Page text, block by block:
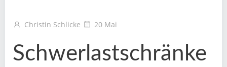
Christin Schlicke 20 Mai
Schwerlastschränke